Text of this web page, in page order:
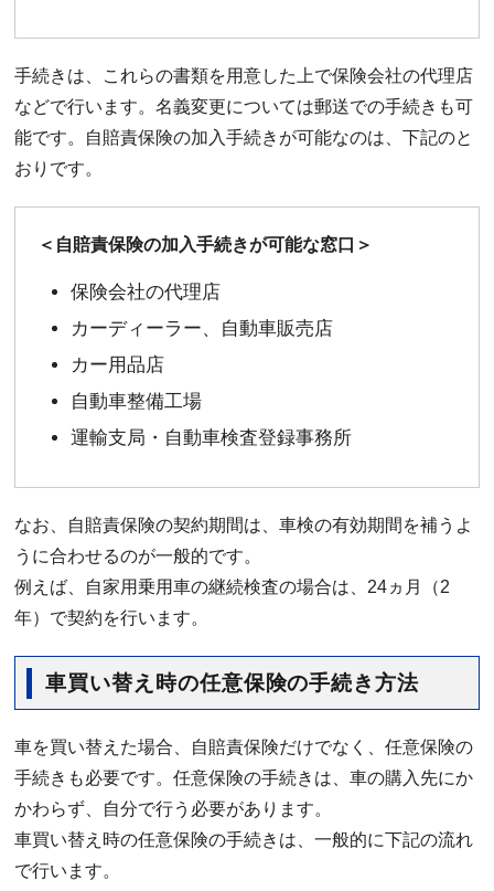
手続きは、これらの書類を用意した上で保険会社の代理店
などで行います。名義変更については郵送での手続きも可
能です。自賠責保険の加入手続きが可能なのは、下記のと
おりです。
＜自賠責保険の加入手続きが可能な窓口＞
保険会社の代理店
カーディーラー、自動車販売店
カー用品店
自動車整備工場
運輸支局・自動車検査登録事務所
なお、自賠責保険の契約期間は、車検の有効期間を補うよ
うに合わせるのが一般的です。
例えば、自家用乗用車の継続検査の場合は、24ヵ月（2
年）で契約を行います。
車買い替え時の任意保険の手続き方法
車を買い替えた場合、自賠責保険だけでなく、任意保険の
手続きも必要です。任意保険の手続きは、車の購入先にか
かわらず、自分で行う必要があります。
車買い替え時の任意保険の手続きは、一般的に下記の流れ
で行います。